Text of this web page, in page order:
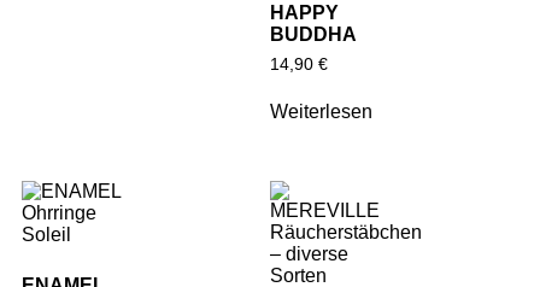
HAPPY
BUDDHA
14,90 €
Weiterlesen